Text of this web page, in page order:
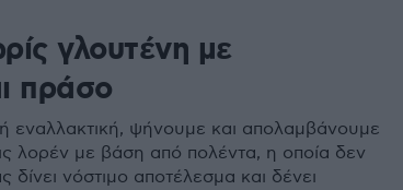
γλουτένη με
πράσο
εναλλακτική, ψήνουμε και απολαμβάνουμε
λορέν με βάση από πολέντα, η οποία δεν
δίνει νόστιμο αποτέλεσμα και δένει